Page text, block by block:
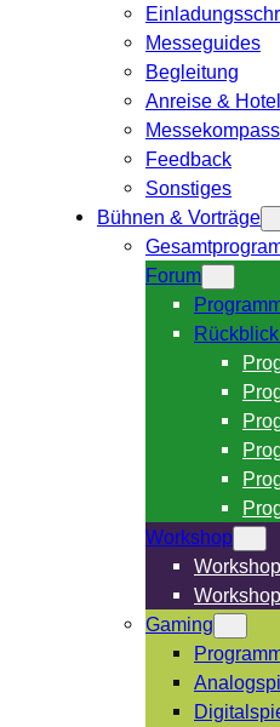
Messeguides
Begleitung
Anreise &
Messekompass
Feedback
Sonstiges
Bühnen & Vorträge
Forum
Workshop
Gaming